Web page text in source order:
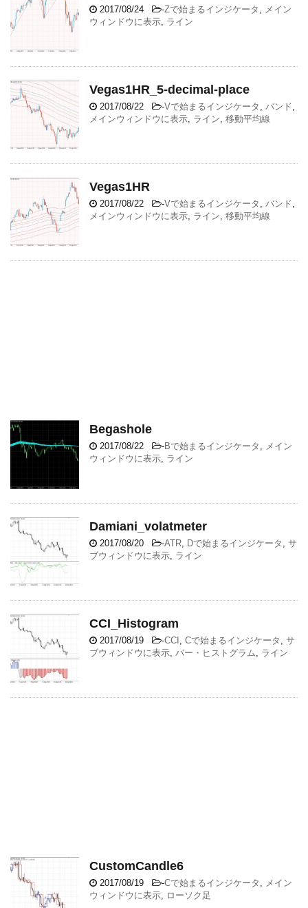
2017/08/24 -Zで始まるインジケータ
メイン
ウィンドウに表示 ライン
Vegas1HR_5-decimal-place
2017/08/22 -Vで始まるインジケータ バンド
メインウィンドウに表示 ライン 移動平均線
Vegas1HR
2017/08/22 -Vで始まるインジケータ バンド
メインウィンドウに表示 ライン 移動平均線
Begashole
2017/08/22 -Bで始まるインジケータ
メイン
ウィンドウに表示 ライン
Damiani_volatmeter
2017/08/20 -ATR Dで始まるインジケータ
サ
ブウィンドウに表示 ライン
CCI_Histogram
2017/08/19 -CCI Cで始まるインジケータ
サ
ブウィンドウに表示 バー・ヒストグラム ライン
CustomCandle6
2017/08/19 -Cで始まるインジケータ
メイン
ウィンドウに表示
ローソク足